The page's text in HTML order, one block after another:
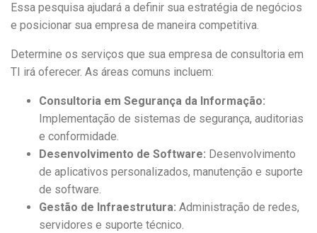
Essa pesquisa ajudará a definir sua estratégia de negócios
e posicionar sua empresa de maneira competitiva.
Determine os serviços que sua empresa de consultoria em
TI irá oferecer. As áreas comuns incluem:
Consultoria em Segurança da Informação:
Implementação de sistemas de segurança, auditorias
e conformidade.
Desenvolvimento de Software: Desenvolvimento
de aplicativos personalizados, manutenção e suporte
de software.
Gestão de Infraestrutura: Administração de redes,
servidores e suporte técnico.